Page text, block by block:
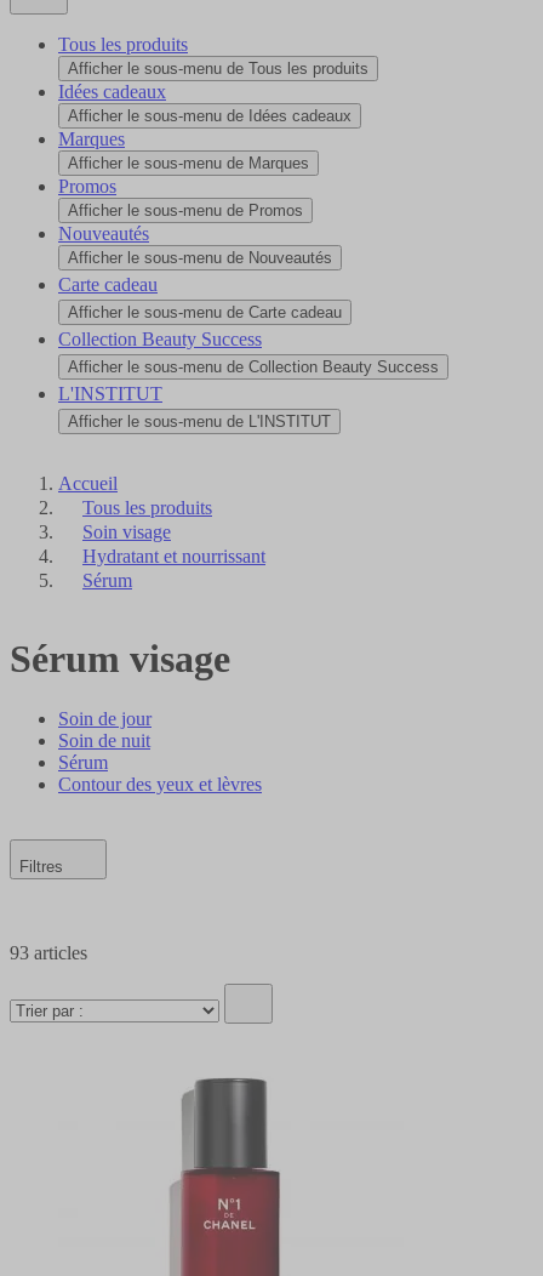
Tous les produits
Afficher le sous-menu de Tous les produits
Idées cadeaux
Afficher le sous-menu de Idées cadeaux
Marques
Afficher le sous-menu de Marques
Promos
Afficher le sous-menu de Promos
Nouveautés
Afficher le sous-menu de Nouveautés
Carte cadeau
Afficher le sous-menu de Carte cadeau
Collection Beauty Success
Afficher le sous-menu de Collection Beauty Success
L'INSTITUT
Afficher le sous-menu de L'INSTITUT
Accueil
Tous les produits
Soin visage
Hydratant et nourrissant
Sérum
Sérum visage
Soin de jour
Soin de nuit
Sérum
Contour des yeux et lèvres
Filtres
93 articles